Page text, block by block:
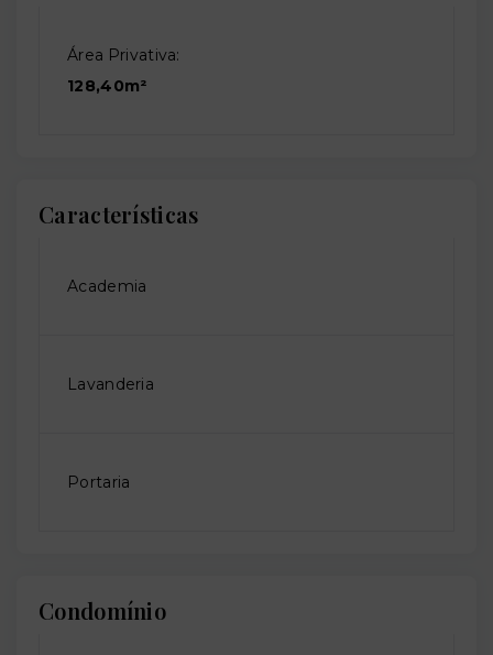
Área Privativa:
128,40m²
Características
Academia
Lavanderia
Portaria
Condomínio